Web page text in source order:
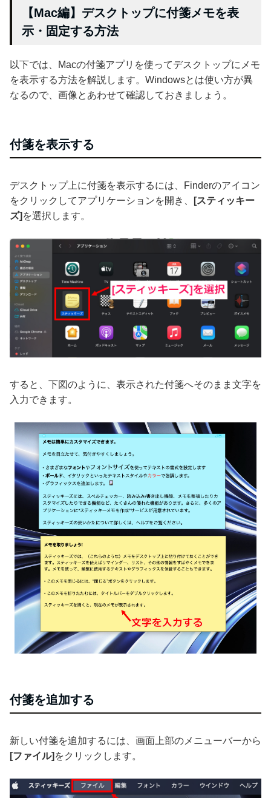
【Mac編】デスクトップに付箋メモを表
示・固定する方法
以下では、Macの付箋アプリを使ってデスクトップにメモ
を表示する方法を解説します。Windowsとは使い方が異
なるので、画像とあわせて確認しておきましょう。
付箋を表示する
デスクトップ上に付箋を表示するには、Finderのアイコン
をクリックしてアプリケーションを開き、
[スティッキー
ズ] を選択します。
すると、下図のように、表示された付箋へそのまま文字を
入力できます。
付箋を追加する
新しい付箋を追加するには、画面上部のメニューバーから
[ファイル] をクリックします。